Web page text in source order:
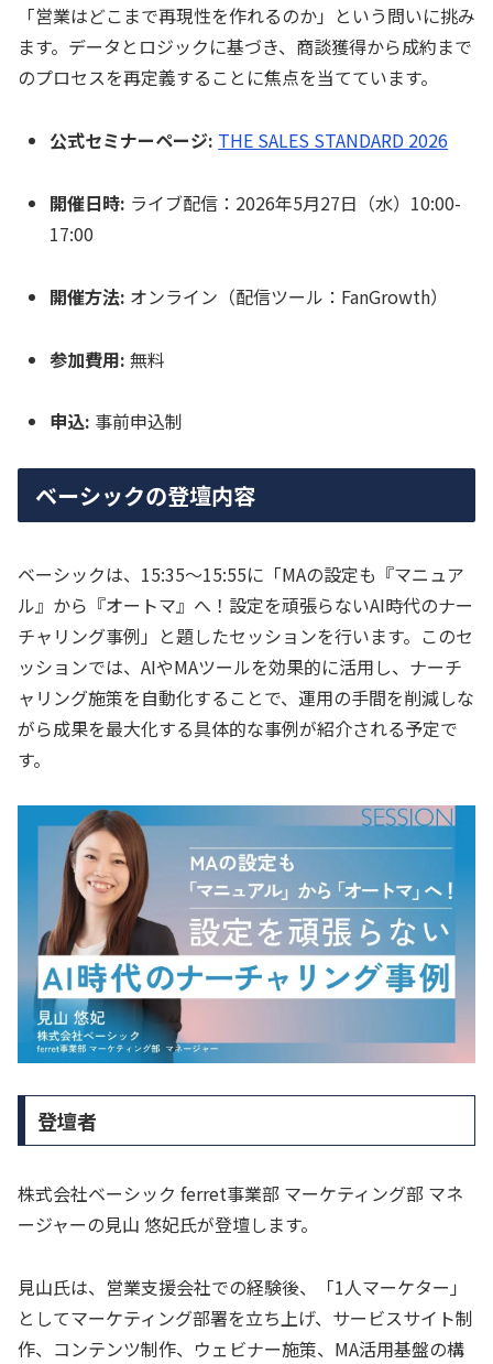
「営業はどこまで再現性を作れるのか」という問いに挑み
ます。データとロジックに基づき、商談獲得から成約まで
のプロセスを再定義することに焦点を当てています。
公式セミナーページ: THE SALES STANDARD 2026
開催日時: ライブ配信：2026年5月27日（水）10:00-
17:00
開催方法: オンライン（配信ツール：FanGrowth）
参加費用: 無料
申込: 事前申込制
ベーシックの登壇内容
ベーシックは、15:35〜15:55に「MAの設定も『マニュア
ル』から『オートマ』へ！設定を頑張らないAI時代のナー
チャリング事例」と題したセッションを行います。このセ
ッションでは、AIやMAツールを効果的に活用し、ナーチ
ャリング施策を自動化することで、運用の手間を削減しな
がら成果を最大化する具体的な事例が紹介される予定で
す。
登壇者
株式会社ベーシック ferret事業部 マーケティング部 マネ
ージャーの見山 悠妃氏が登壇します。
見山氏は、営業支援会社での経験後、「1人マーケター」
としてマーケティング部署を立ち上げ、サービスサイト制
作、コンテンツ制作、ウェビナー施策、MA活用基盤の構